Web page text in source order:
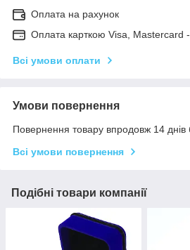
Оплата на рахунок
Оплата карткою Visa, Mastercard
Всі умови оплати
Умови повернення
Повернення товару впродовж 14 днів
Всі умови повернення
Подібні товари компанії